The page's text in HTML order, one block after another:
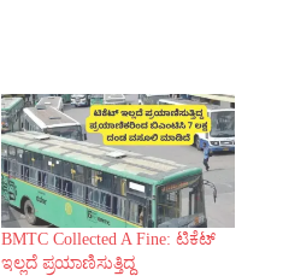
BMTC Collected A Fine: ಟಿಕೆಟ್
ಇಲ್ಲದೆ ಪ್ರಯಾಣಿಸುತ್ತಿದ್ದ